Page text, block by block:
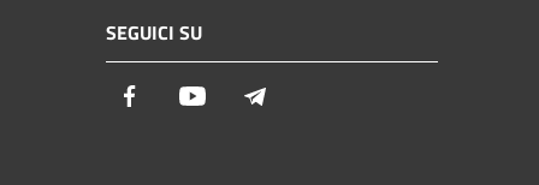
SEGUICI SU
Facebook Youtube